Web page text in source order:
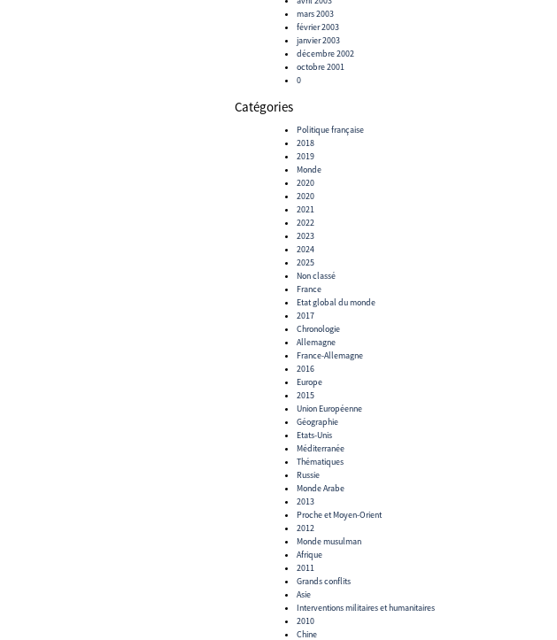
mars 2003
février 2003
janvier 2003
décembre 2002
octobre 2001
0
Catégories
Politique française
2018
2019
Monde
2020
2020
2021
2022
2023
2024
2025
Non classé
France
Etat global du monde
2017
Chronologie
Allemagne
France-Allemagne
2016
Europe
2015
Union Européenne
Géographie
Etats-Unis
Méditerranée
Thématiques
Russie
Monde Arabe
2013
Proche et Moyen-Orient
2012
Monde musulman
Afrique
2011
Grands conflits
Asie
Interventions militaires et humanitaires
2010
Chine